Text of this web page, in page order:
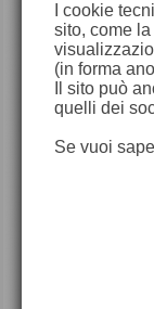
I cookie
sito, come
(in forma
Il sito può
quelli dei
Se vuoi